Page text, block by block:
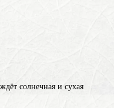
солнечная и сухая